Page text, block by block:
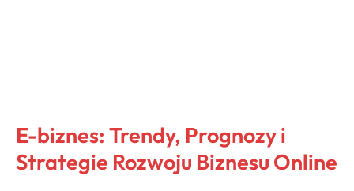
E-biznes: Trendy, Prognozy i
Strategie Rozwoju Biznesu Online